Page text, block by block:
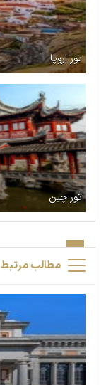
تور اروپا
تور چین
مطالب مرتبط